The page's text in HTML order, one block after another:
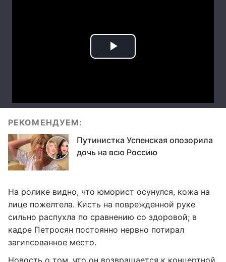
РЕКОМЕНДУЕМ:
Путинистка Успенская опозорила
дочь на всю Россию
На ролике видно, что юморист осунулся, кожа на
лице пожелтела. Кисть на поврежденной руке
сильно распухла по сравнению со здоровой; в
кадре Петросян постоянно нервно потирал
загипсованное место.
Новость о том, что он возвращается к концертной